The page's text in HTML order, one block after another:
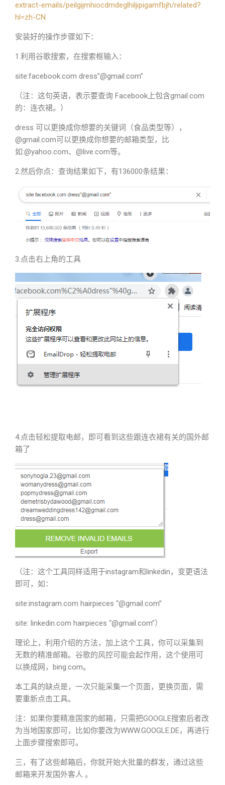
extract-emails/peilgijmhiocdmdeglhiljipigamfbjh/related?
hl=zh-CN
安装好的操作步骤如下：
1.利用谷歌搜索，在搜索框输入：
site:facebook.com dress”@gmail.com”
（注：这句英语，表示要查询 Facebook上包含gmail.com
的：连衣裙。）
dress 可以更换成你想要的关键词（食品类型等），
@gmail.com可以更换成你想要的邮箱类型，比
如:@yahoo.com、@live.com等。
2.然后你点：查询结果如下，有136000条结果：
3.点击右上角的工具
4.点击轻松提取电邮，即可看到这些跟连衣裙有关的国外邮
箱了
（注：这个工具同样适用于instagram和linkedin，变更语法
即可，如：
site:instagram.com hairpieces “@gmail.com”
site: linkedin.com hairpieces “@gmail.com”）
理论上，利用介绍的方法，加上这个工具，你可以采集到
无数的精准邮箱。谷歌的风控可能会起作用，这个使用可
以换成网，bing.com。
本工具的缺点是，一次只能采集一个页面，更换页面，需
要重新点击工具。
注：如果你要精准国家的邮箱，只需把GOOGLE搜索后者改
为当地国家即可，比如你要改为WWW.GOOGLE.DE，再进行
上面步骤搜索即可。
三，有了这些邮箱后，你就开始大批量的群发，通过这些
邮箱来开发国外客人 。